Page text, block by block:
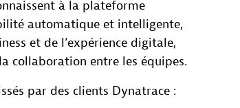
à la plateforme
automatique et intelligente,
et de l’expérience digitale,
collaboration entre les équipes.
par des clients Dynatrace :